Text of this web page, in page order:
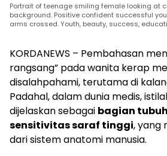
Portrait of teenage smiling female looking at
background. Positive confident successful
arms crossed. Youth, beauty, success,
KORDANEWS – Pembahasan
rangsang” pada wanita kerap
disalahpahami, terutama di
Padahal, dalam dunia medis,
dijelaskan sebagai bagian
sensitivitas saraf tinggi, yang
dari sistem anatomi manusia.